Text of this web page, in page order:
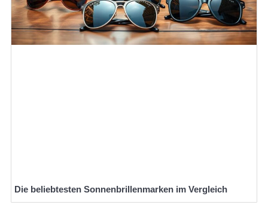
Die beliebtesten Sonnenbrillenmarken im Vergleich